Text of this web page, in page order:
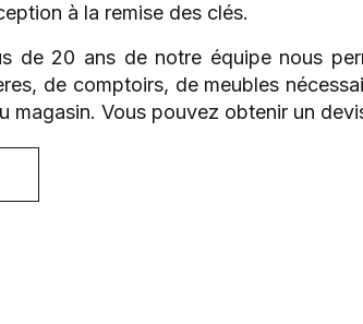
à la remise des clés.
de 20 ans de notre équipe nous
de comptoirs, de meubles
magasin. Vous pouvez obtenir un